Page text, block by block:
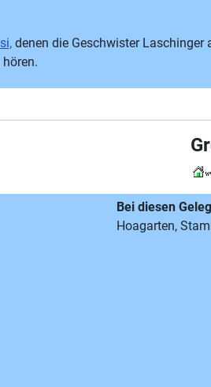
denen die Geschwister
Bei diesen
Hoagarten,